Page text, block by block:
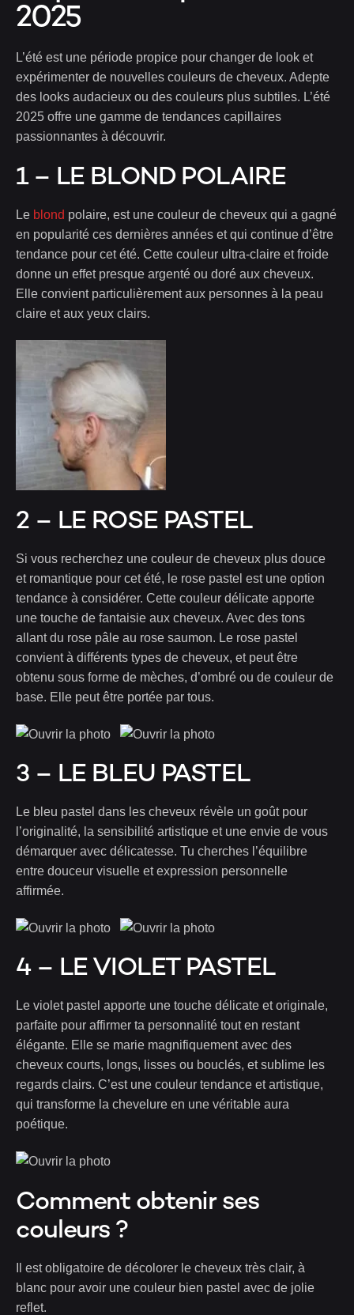
2025
L’été est une période propice pour changer de look et
expérimenter de nouvelles couleurs de cheveux. Adepte
des looks audacieux ou des couleurs plus subtiles. L’été
2025 offre une gamme de tendances capillaires
passionnantes à découvrir.
1 – LE BLOND POLAIRE
Le blond polaire, est une couleur de cheveux qui a gagné
en popularité ces dernières années et qui continue d’être
tendance pour cet été. Cette couleur ultra-claire et froide
donne un effet presque argenté ou doré aux cheveux.
Elle convient particulièrement aux personnes à la peau
claire et aux yeux clairs.
2 – LE ROSE PASTEL
Si vous recherchez une couleur de cheveux plus douce
et romantique pour cet été, le rose pastel est une option
tendance à considérer. Cette couleur délicate apporte
une touche de fantaisie aux cheveux. Avec des tons
allant du rose pâle au rose saumon. Le rose pastel
convient à différents types de cheveux, et peut être
obtenu sous forme de mèches, d’ombré ou de couleur de
base. Elle peut être portée par tous.
3 – LE BLEU PASTEL
Le bleu pastel dans les cheveux révèle un goût pour
l’originalité, la sensibilité artistique et une envie de vous
démarquer avec délicatesse. Tu cherches l’équilibre
entre douceur visuelle et expression personnelle
affirmée.
4 – LE VIOLET PASTEL
Le violet pastel apporte une touche délicate et originale,
parfaite pour affirmer ta personnalité tout en restant
élégante. Elle se marie magnifiquement avec des
cheveux courts, longs, lisses ou bouclés, et sublime les
regards clairs. C’est une couleur tendance et artistique,
qui transforme la chevelure en une véritable aura
poétique.
Comment obtenir ses
couleurs ?
Il est obligatoire de décolorer le cheveux très clair, à
blanc pour avoir une couleur bien pastel avec de jolie
reflet.